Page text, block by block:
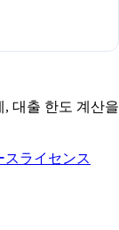
대출 한도 계산을
スライセンス